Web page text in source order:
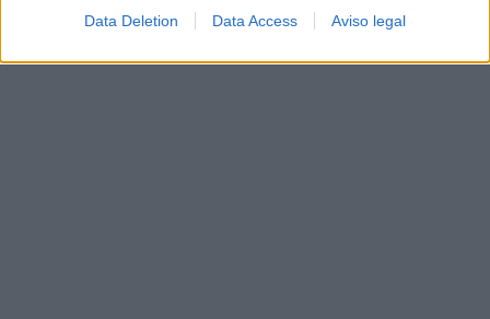
Data Deletion Data Access Aviso legal